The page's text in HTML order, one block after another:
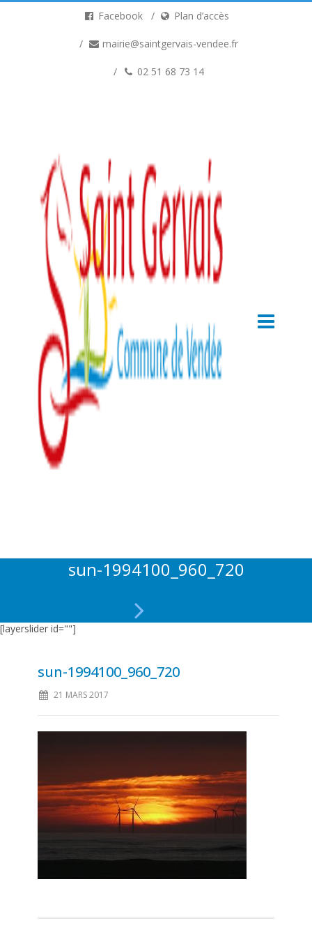
Facebook Plan d’accès
mairie@saintgervais-vendee.fr
02 51 68 73 14
sun-1994100_960_720
[layerslider id=""]
sun-1994100_960_720
21 MARS 2017